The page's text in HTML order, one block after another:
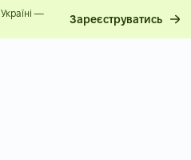
—
Зареєструватись